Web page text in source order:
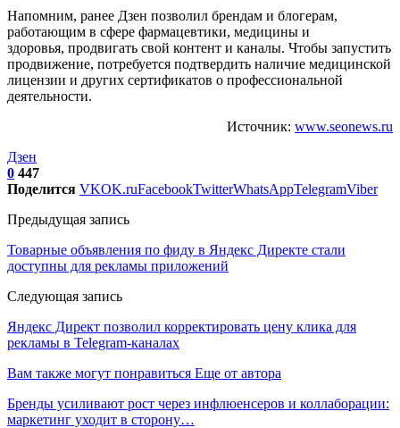
Напомним, ранее Дзен позволил брендам и блогерам,
работающим в сфере фармацевтики, медицины и
здоровья, продвигать свой контент и каналы. Чтобы запустить
продвижение, потребуется подтвердить наличие медицинской
лицензии и других сертификатов о профессиональной
деятельности.
Источник: www.seonews.ru
Дзен
0 447
Поделится VKOK.ruFacebookTwitterWhatsAppTelegramViber
Предыдущая запись
Товарные объявления по фиду в Яндекс Директе стали
доступны для рекламы приложений
Следующая запись
Яндекс Директ позволил корректировать цену клика для
рекламы в Telegram-каналах
Вам также могут понравиться Еще от автора
Бренды усиливают рост через инфлюенсеров и коллаборации:
маркетинг уходит в сторону…